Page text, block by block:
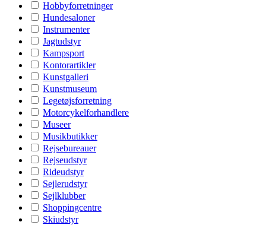
Hobbyforretninger
Hundesaloner
Instrumenter
Jagtudstyr
Kampsport
Kontorartikler
Kunstgalleri
Kunstmuseum
Legetøjsforretning
Motorcykelforhandlere
Museer
Musikbutikker
Rejsebureauer
Rejseudstyr
Rideudstyr
Sejlerudstyr
Sejlklubber
Shoppingcentre
Skiudstyr